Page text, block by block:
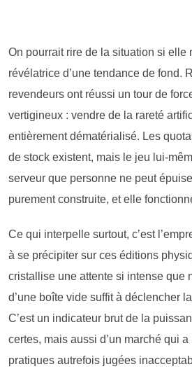
On pourrait rire de la situation si elle
révélatrice d’une tendance de fond.
revendeurs ont réussi un tour de
vertigineux : vendre de la rareté
entièrement dématérialisé. Les
de stock existent, mais le jeu lui-
serveur que personne ne peut
purement construite, et elle
Ce qui interpelle surtout, c’est
à se précipiter sur ces éditions
cristallise une attente si intense que
d’une boîte vide suffit à déclencher
C’est un indicateur brut de la
certes, mais aussi d’un marché qui
pratiques autrefois jugées